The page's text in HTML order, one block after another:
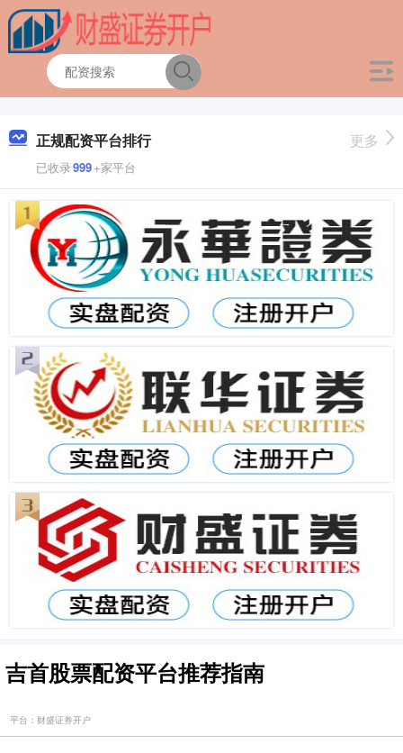
正规配资平台排行
已收录999+家平台
更多
吉首股票配资平台推荐指南
平台：财盛证券开户